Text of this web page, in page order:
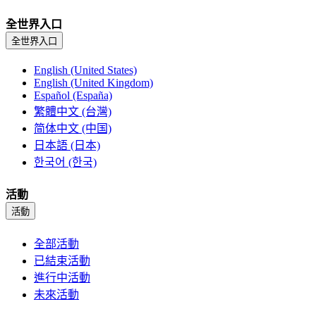
全世界入口
全世界入口
English (United States)
English (United Kingdom)
Español (España)
繁體中文 (台灣)
简体中文 (中国)
日本語 (日本)
한국어 (한국)
活動
活動
全部活動
已結束活動
進行中活動
未來活動